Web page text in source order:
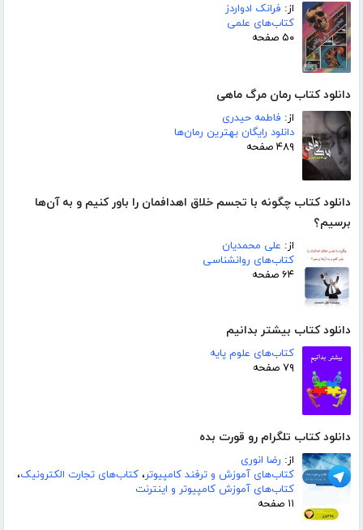
از: فرانک ادواردز
کتاب‌های علمی
۵۰ صفحه
دانلود کتاب رمان مرگ ماهی
از: فاطمه حیدری
دانلود رایگان بهترین رمان‌ها
۴۸۹ صفحه
دانلود کتاب چگونه با تجسم خلاق اهدافمان را باور کنیم و به آن‌ها
برسیم؟
از: علی محمدیان
کتاب‌های روانشناسی
۶۴ صفحه
دانلود کتاب بیشتر بدانیم
کتاب‌های علوم پایه
۷۹ صفحه
دانلود کتاب تلگرام رو قورت بده
از: رضا انوری
کتاب‌های آموزش و ترفند کامپیوتر، کتاب‌های تجارت الکترونیک،
کتاب‌های آموزش کامپیوتر و اینترنت
۱۱ صفحه